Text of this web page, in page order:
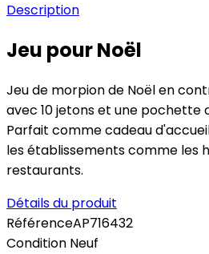
Description
Jeu pour Noël
Jeu de morpion de Noël en
avec 10 jetons et une
Parfait comme cadeau
les établissements comme les
restaurants.
Détails du produit
RéférenceAP716432
Condition Neuf